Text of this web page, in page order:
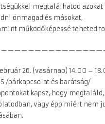
megtalálhatod
önmagad és másokat,
működőképessé teheted
26. (vasárnap) 14.00 –
/párkapcsolat és barátság/
kapsz, hogy
vagy épp miért nem